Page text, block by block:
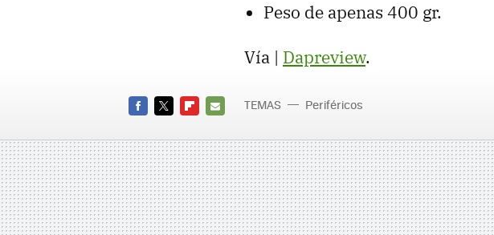
Peso de apenas 400 gr.
Vía | Dapreview.
MAIL
TEMAS Periféricos